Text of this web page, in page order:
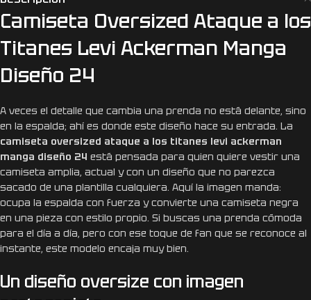
Camiseta Oversized Ataque a los
Titanes Levi Ackerman Manga
Diseño 24
A veces el detalle que cambia una prenda no está delante, sino
en la espalda; ahí es donde este diseño hace su entrada. La
camiseta oversized ataque a los titanes levi ackerman
manga diseño 24 está pensada para quien quiere vestir una
camiseta amplia, actual y con un diseño que no parezca
sacado de una plantilla cualquiera. Aquí la imagen manda:
ocupa la espalda con fuerza y convierte una camiseta negra
en una pieza con estilo propio. Si buscas una prenda cómoda
para el día a día, pero con ese toque de fan que se reconoce al
instante, este modelo encaja muy bien.
Un diseño oversize con imagen